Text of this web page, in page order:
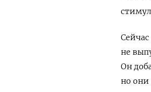
не
Он
но они